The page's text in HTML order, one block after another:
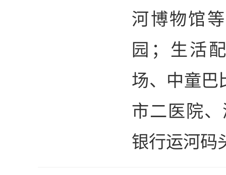
河博物馆
园；生活
场、中童巴
市二医院
银行运河码